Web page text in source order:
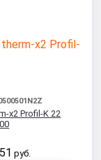
x2 Profil-K 22
руб.